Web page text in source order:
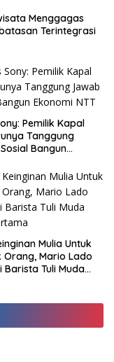
Menggagas
Terintegrasi
Pemilik Kapal
Tanggung
Bangun
Mulia Untuk
Orang, Mario Lado
Barista Tuli Muda